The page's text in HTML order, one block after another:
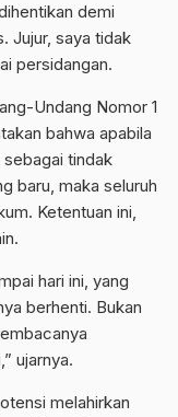
demi
Jujur, saya tidak
persidangan.
Undang Nomor 1
bahwa apabila
tindak
baru, maka seluruh
Ketentuan ini,
hari ini, yang
berhenti. Bukan
ujarnya.
melahirkan